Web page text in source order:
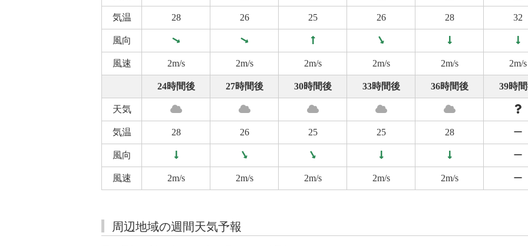
気温 28 26 25 26 28 32
風向
風速 2m/s 2m/s 2m/s 2m/s 2m/s 2m/s
24時間後 27時間後 30時間後 33時間後 36時間後 39時
天気
気温 28 26 25 25 28 ー
風向 ー
風速 2m/s 2m/s 2m/s 2m/s 2m/s ー
周辺地域の週間天気予報